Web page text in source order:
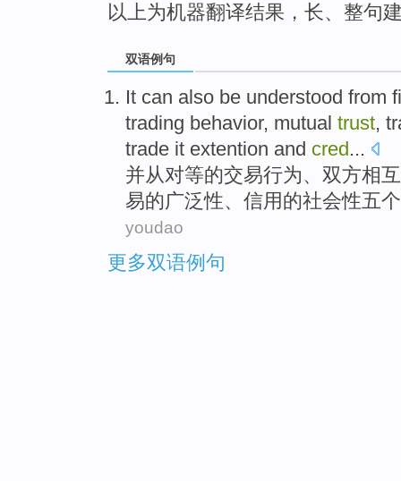
以上为机器翻译结果，长、整句
双语例句
It can also be understood from
trading behavior, mutual trust,
trade it extention and cred...
并从对等的交易行为、 双方相互
易的广泛性、信用的社会性五个
youdao
更多双语例句